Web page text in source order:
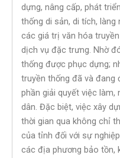
dựng, nâng cấp, phát
thống di sản, di tích,
các giá trị văn hóa
dịch vụ đặc trưng. Nhờ
thống được phục dựng;
truyền thống đã và đang
phần giải quyết việc
dân. Đặc biệt, việc xây
thời gian qua không chỉ
của tỉnh đối với sự
các địa phương bảo tồn,